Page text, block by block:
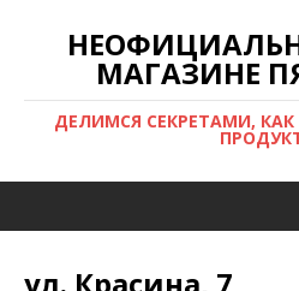
МАГАЗИНЕ
ДЕЛИМСЯ СЕКРЕТАМИ,